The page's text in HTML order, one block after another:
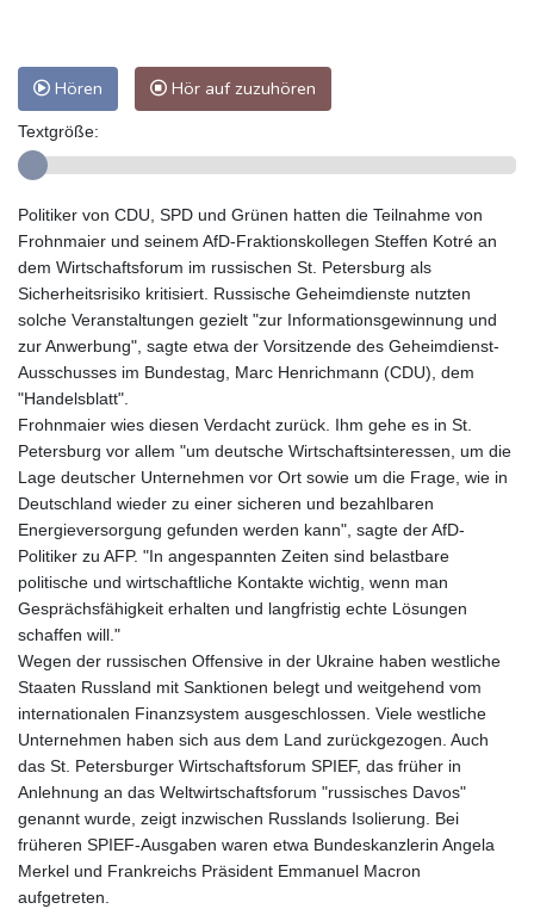
Hören Hör auf zuzuhören
Textgröße:
Politiker von CDU, SPD und Grünen hatten die Teilnahme von
Frohnmaier und seinem AfD-Fraktionskollegen Steffen Kotré an
dem Wirtschaftsforum im russischen St. Petersburg als
Sicherheitsrisiko kritisiert. Russische Geheimdienste nutzten
solche Veranstaltungen gezielt "zur Informationsgewinnung und
zur Anwerbung", sagte etwa der Vorsitzende des Geheimdienst-
Ausschusses im Bundestag, Marc Henrichmann (CDU), dem
"Handelsblatt".
Frohnmaier wies diesen Verdacht zurück. Ihm gehe es in St.
Petersburg vor allem "um deutsche Wirtschaftsinteressen, um die
Lage deutscher Unternehmen vor Ort sowie um die Frage, wie in
Deutschland wieder zu einer sicheren und bezahlbaren
Energieversorgung gefunden werden kann", sagte der AfD-
Politiker zu AFP. "In angespannten Zeiten sind belastbare
politische und wirtschaftliche Kontakte wichtig, wenn man
Gesprächsfähigkeit erhalten und langfristig echte Lösungen
schaffen will."
Wegen der russischen Offensive in der Ukraine haben westliche
Staaten Russland mit Sanktionen belegt und weitgehend vom
internationalen Finanzsystem ausgeschlossen. Viele westliche
Unternehmen haben sich aus dem Land zurückgezogen. Auch
das St. Petersburger Wirtschaftsforum SPIEF, das früher in
Anlehnung an das Weltwirtschaftsforum "russisches Davos"
genannt wurde, zeigt inzwischen Russlands Isolierung. Bei
früheren SPIEF-Ausgaben waren etwa Bundeskanzlerin Angela
Merkel und Frankreichs Präsident Emmanuel Macron
aufgetreten.